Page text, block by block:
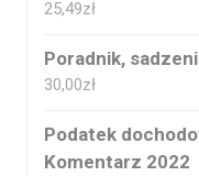
25,49zł
Poradnik,
30,00zł
Podatek
Komentarz 2022